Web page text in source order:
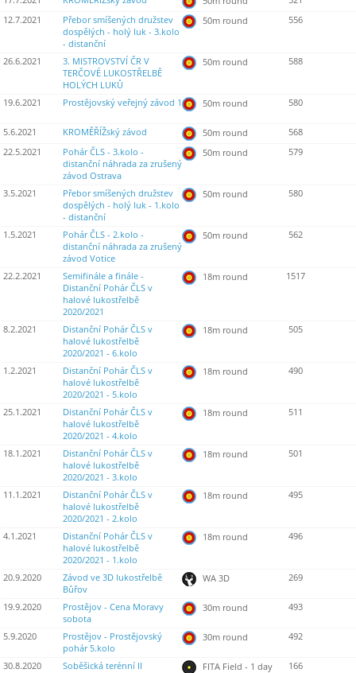
12.7.2021
Přebor smíšených družstev
dospělých - holý luk - 3.kolo
- distanční
50m round 556
26.6.2021
3. MISTROVSTVÍ ČR V
TERČOVÉ LUKOSTŘELBĚ
HOLÝCH LUKŮ
50m round 588
19.6.2021 Prostějovský veřejný závod 1 50m round 580
5.6.2021 KROMĚŘÍŽský závod 50m round
568
22.5.2021
Pohár ČLS - 3.kolo -
distanční náhrada za zrušený
závod Ostrava
50m round 579
3.5.2021
Přebor smíšených družstev
dospělých - holý luk - 1.kolo
- distanční
50m round 580
1.5.2021
Pohár ČLS - 2.kolo -
distanční náhrada za zrušený
závod Votice
50m round 562
22.2.2021
Semifinále a finále -
Distanční Pohár ČLS v
halové lukostřelbě
2020/2021
18m round 1517
8.2.2021
Distanční Pohár ČLS v
halové lukostřelbě
2020/2021 - 6.kolo
18m round 505
1.2.2021
Distanční Pohár ČLS v
halové lukostřelbě
2020/2021 - 5.kolo
18m round 490
25.1.2021
Distanční Pohár ČLS v
halové lukostřelbě
2020/2021 - 4.kolo
18m round 511
18.1.2021
Distanční Pohár ČLS v
halové lukostřelbě
2020/2021 - 3.kolo
18m round 501
11.1.2021
Distanční Pohár ČLS v
halové lukostřelbě
2020/2021 - 2.kolo
18m round 495
4.1.2021
Distanční Pohár ČLS v
halové lukostřelbě
2020/2021 - 1.kolo
18m round 496
20.9.2020
Závod ve 3D lukostřelbě
Bůřov
WA 3D 269
19.9.2020
Prostějov - Cena Moravy
sobota
30m round 493
5.9.2020
Prostějov - Prostějovský
pohár 5.kolo
30m round 492
30.8.2020 Soběšická terénní II FITA Field - 1 day 166